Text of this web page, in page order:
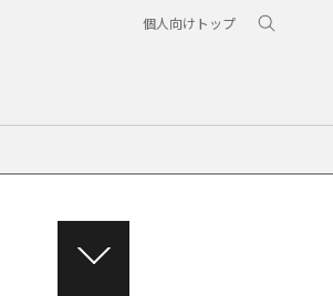
個人向けトップ